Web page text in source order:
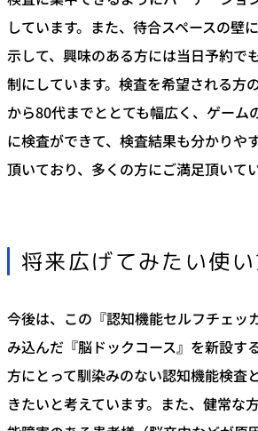
しています。また、待合スペースの壁
示して、興味のある方には当日予約で
制にしています。検査を希望される方
から80代までととても幅広く、ゲーム
に検査ができて、検査結果も分かりや
頂いており、多くの方にご満足頂いてい
将来広げてみたい使
今後は、この『認知機能セルフチェッ
み込んだ『脳ドックコース』を新設す
方にとって馴染みのない認知機能検査
きたいと考えています。また、健常な